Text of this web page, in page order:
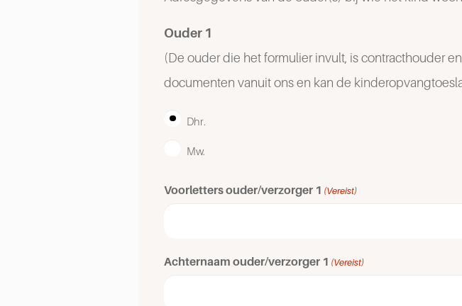
Ouder 1
(De ouder die het formulier invult, is contracthouder
documenten vanuit ons en kan de
Aanhef
Dhr.
Mw.
Voorletters ouder/verzorger 1 (Vereist)
Achternaam ouder/verzorger 1 (Vereist)